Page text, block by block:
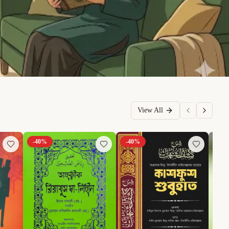
View All
-40% -40%